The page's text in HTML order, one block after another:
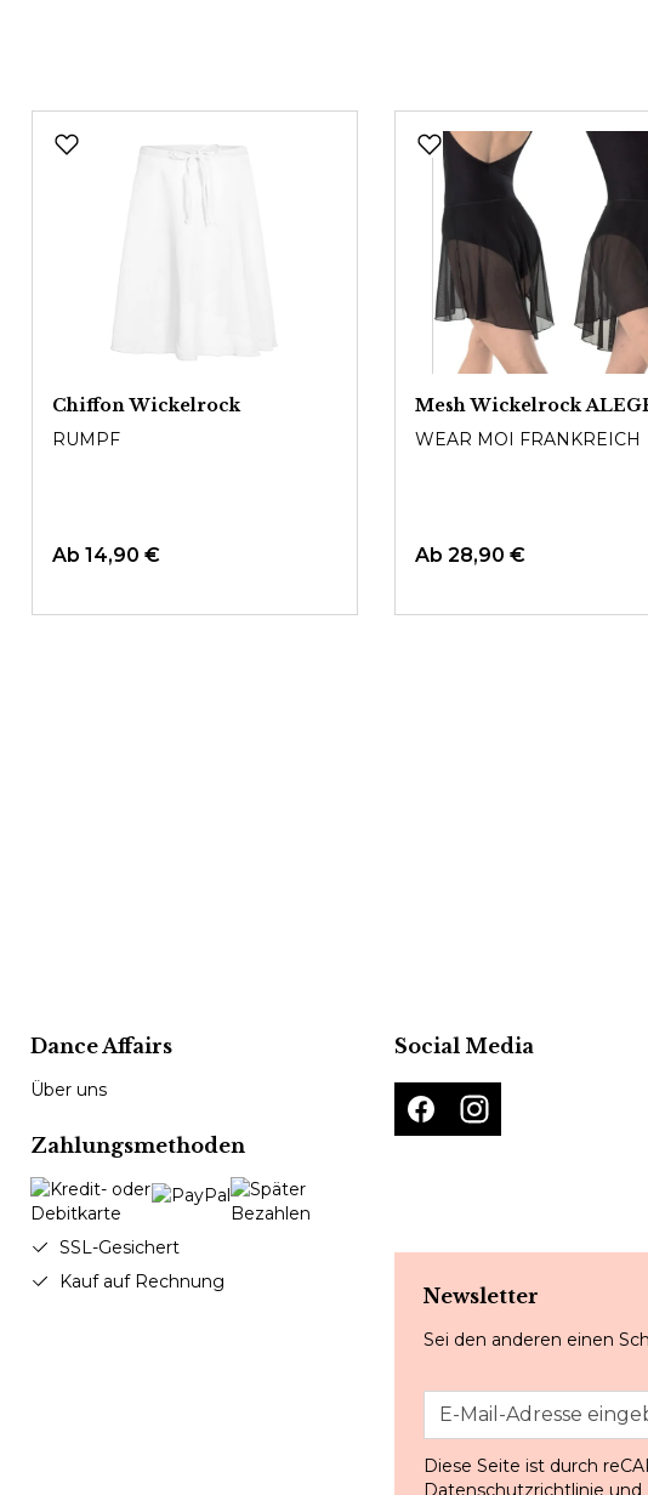
Chiffon Wickelrock
RUMPF
Ab 14,90 €
Mesh Wickelrock
WEAR MOI FRANKREICH
Ab 28,90 €
Dance Affairs
Über uns
Zahlungsmethoden
SSL-Gesichert
Kauf auf Rechnung
Social Media
Newsletter
Sei den anderen einen
Diese Seite ist durch
Datenschutzrichtlinie und